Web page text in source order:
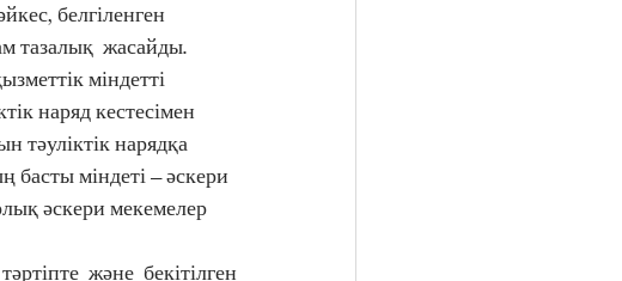
белгіленген
тазалық  жасайды.
міндетті
наряд кестесімен
тәуліктік нарядқа
басты міндеті – әскери
әскери мекемелер